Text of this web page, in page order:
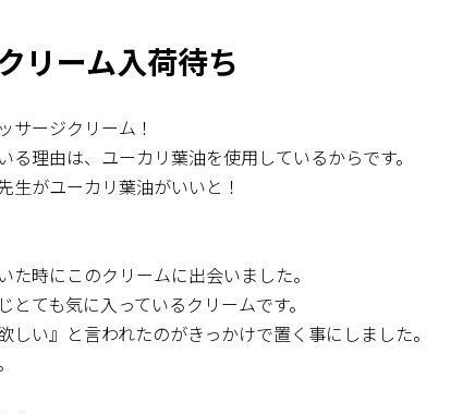
リーム入荷待ち
サージクリーム！
理由は、ユーカリ葉油を使用しているからです。
生がユーカリ葉油がいいと！
時にこのクリームに出会いました。
ても気に入っているクリームです。
い』と言われたのがきっかけで置く事にしました。